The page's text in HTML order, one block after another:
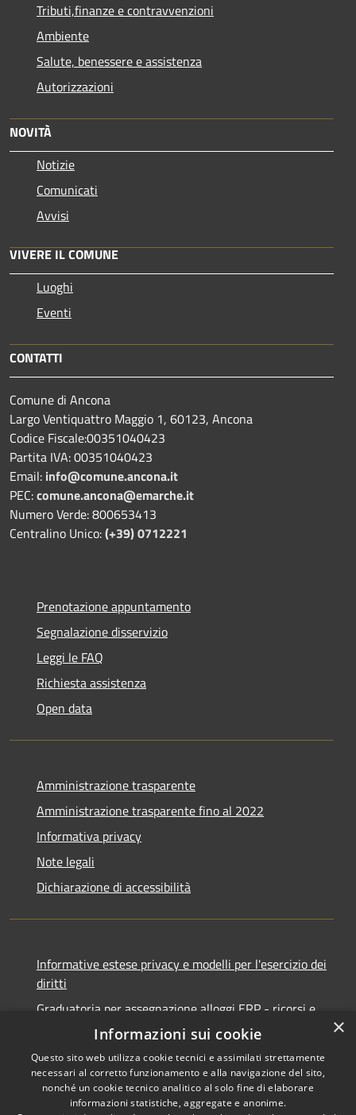
Tributi,finanze e contravvenzioni
Ambiente
Salute, benessere e assistenza
Autorizzazioni
NOVITÀ
Notizie
Comunicati
Avvisi
VIVERE IL COMUNE
Luoghi
Eventi
CONTATTI
Comune di Ancona
Largo Ventiquattro Maggio 1, 60123, Ancona
Codice Fiscale:00351040423
Partita IVA: 00351040423
Email: info@comune.ancona.it
PEC:comune.ancona@emarche.it
Numero Verde: 800653413
Centralino Unico:(+39) 0712221
Prenotazione appuntamento
Segnalazione disservizio
Leggi le FAQ
Richiesta assistenza
Open data
Amministrazione trasparente
Amministrazione trasparente fino al 2022
Informativa privacy
Note legali
Dichiarazione di accessibilità
Informative estese privacy e modelli per l'esercizio dei
diritti
Graduatoria per assegnazione alloggi ERP - ricorsi e
Copyright © 2026 • Comune di
×
Informazioni sui cookie
Questo sito web utilizza cookie tecnici e assimilati strettamente
necessari al corretto funzionamento e alla navigazione del sito,
nonché un cookie tecnico analitico al solo fine di elaborare
informazioni statistiche, aggregate e anonime.